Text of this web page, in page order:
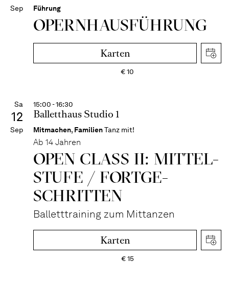
Sep Führung
OPERN­HAUS­FÜH­RUNG
Karten
€10
Sa
12
Sep
15:00 - 16:30
Balletthaus Studio 1
Mitmachen, FamilienTanz mit!
Ab 14 Jahren
OPEN CLASS II: MITTEL­
STUFE / FORT­GE­
SCHRITTEN
Balletttraining zum Mittanzen
Karten
€15